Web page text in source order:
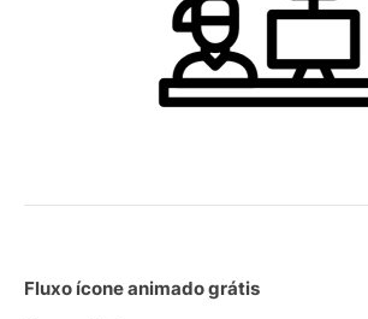
Fluxo ícone animado grátis